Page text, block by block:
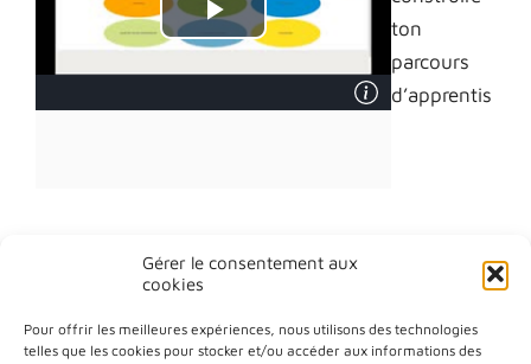
Gérer le consentement aux
cookies
Pour offrir les meilleures expériences, nous utilisons des technologies
telles que les cookies pour stocker et/ou accéder aux informations des
ton
parcours
d’apprentis
lignes. Il va
aussi te
permettre